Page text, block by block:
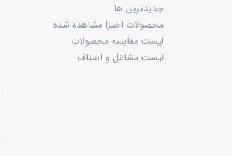
جدیدترین ها
محصولات اخیرا مشاهده شده
لیست مقایسه محصولات
لیست مشاغل و اصناف